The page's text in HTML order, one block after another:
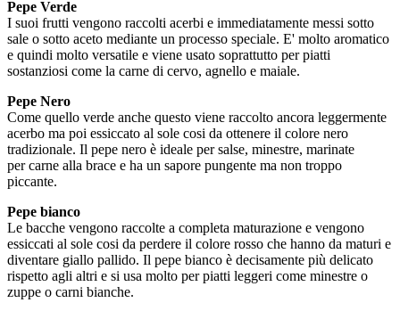
Pepe Verde
I suoi frutti vengono raccolti acerbi e immediatamente messi sotto
sale o sotto aceto mediante un processo speciale. E' molto aromatico
e quindi molto versatile e viene usato soprattutto per piatti
sostanziosi come la carne di cervo, agnello e maiale.
Pepe Nero
Come quello verde anche questo viene raccolto ancora leggermente
acerbo ma poi essiccato al sole cosi da ottenere il colore nero
tradizionale. Il pepe nero è ideale per salse, minestre, marinate
per carne alla brace e ha un sapore pungente ma non troppo
piccante.
Pepe bianco
Le bacche vengono raccolte a completa maturazione e vengono
essiccati al sole cosi da perdere il colore rosso che hanno da maturi e
diventare giallo pallido. Il pepe bianco è decisamente più delicato
rispetto agli altri e si usa molto per piatti leggeri come minestre o
zuppe o carni bianche.